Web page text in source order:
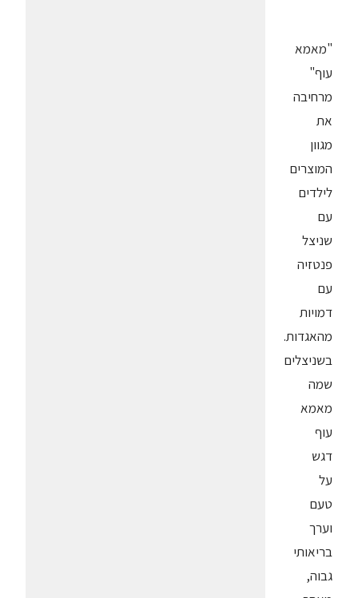
"מאמא
עוף"
מרחיבה
את
מגוון
המוצרים
לילדים
עם
שניצל
פנטזיה
עם
דמויות
מהאגדות.
בשניצלים
שמה
מאמא
עוף
דגש
על
טעם
וערך
בריאותי
גבוה,